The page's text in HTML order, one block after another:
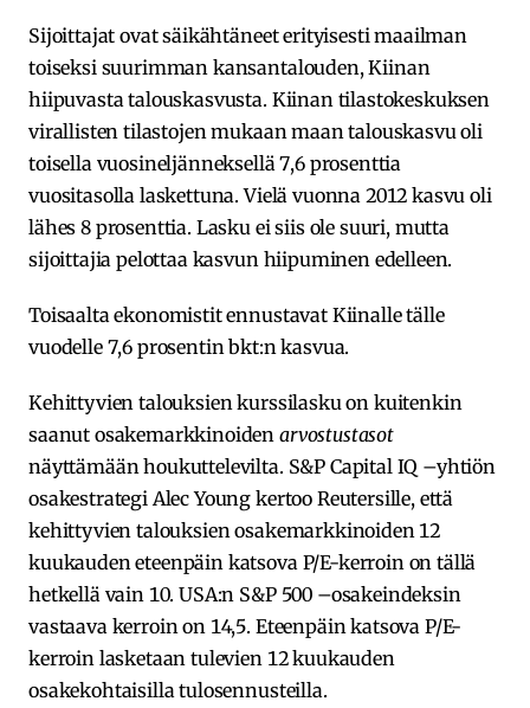
Sijoittajat ovat säikähtäneet erityisesti maailman
toiseksi suurimman kansantalouden, Kiinan
hiipuvasta talouskasvusta. Kiinan tilastokeskuksen
virallisten tilastojen mukaan maan talouskasvu oli
toisella vuosineljänneksellä 7,6 prosenttia
vuositasolla laskettuna. Vielä vuonna 2012 kasvu oli
lähes 8 prosenttia. Lasku ei siis ole suuri, mutta
sijoittajia pelottaa kasvun hiipuminen edelleen.
Toisaalta ekonomistit ennustavat Kiinalle tälle
vuodelle 7,6 prosentin bkt:n kasvua.
Kehittyvien talouksien kurssilasku on kuitenkin
saanut osakemarkkinoiden arvostustasot
näyttämään houkuttelevilta. S&P Capital IQ –yhtiön
osakestrategi Alec Young kertoo Reutersille, että
kehittyvien talouksien osakemarkkinoiden 12
kuukauden eteenpäin katsova P/E-kerroin on tällä
hetkellä vain 10. USA:n S&P 500 –osakeindeksin
vastaava kerroin on 14,5. Eteenpäin katsova P/E-
kerroin lasketaan tulevien 12 kuukauden
osakekohtaisilla tulosennusteilla.